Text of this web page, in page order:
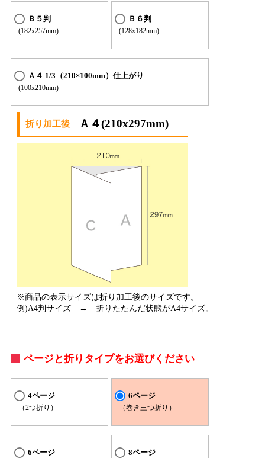
Ｂ５判
(182x257mm)
Ｂ６判
(128x182mm)
Ａ４ 1/3（210×100mm）仕上がり
(100x210mm)
Ａ４(210x297mm)
※商品の表示サイズは折り加工後のサイズです。
例)A4判サイズ → 折りたたんだ状態がA4サイズ。
ページと折りタイプをお選びください
4ページ
（2つ折り）
6ページ
（巻き三つ折り）
6ページ 8ページ